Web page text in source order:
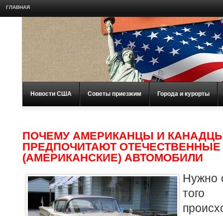
ГЛАВНАЯ
Новости США Советы приезжим Города и курорты
ПОЧЕМУ АМЕРИКАНЦЫ И
ПРЕДПОЧИТАЮТ ОТЕЧЕСТВЕННЫЕ
(АМЕРИКАНСКИЕ) АВТОМОБИЛИ
Нужно
того